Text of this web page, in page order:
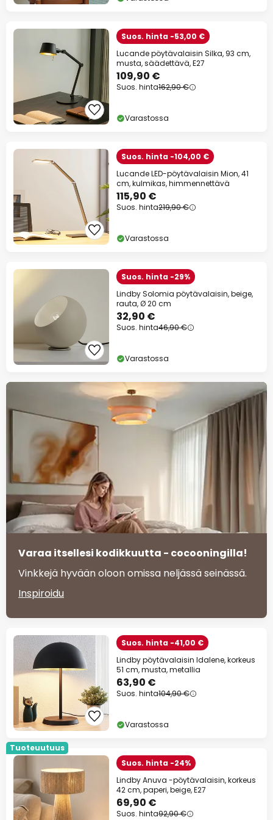
Suos. hinta -53,00 €
Lucande pöytävalaisin Silka, 93 cm,
musta, säädettävä, E27
109,90 €
Suos. hinta162,90 €
Varastossa
Suos. hinta -104,00 €
Lucande LED-pöytävalaisin Mion, 41
cm, kulmikas, himmennettävä
115,90 €
Suos. hinta219,90 €
Varastossa
Suos. hinta -29%
Lindby Solomia pöytävalaisin, beige,
rauta, Ø 20 cm
32,90 €
Suos. hinta46,90 €
Varastossa
Varaa itsellesi kodikkuutta - cocooningilla!
Vinkkejä hyvään oloon omissa neljässä seinässä.
Inspiroidu
Suos. hinta -41,00 €
Lindby pöytävalaisin Idalene, korkeus
51 cm, musta, metallia
63,90 €
Suos. hinta104,90 €
Varastossa
Tuoteuutuus
Suos. hinta -24%
Lindby Anuva -pöytävalaisin, korkeus
42 cm, paperi, beige, E27
69,90 €
Suos. hinta92,90 €